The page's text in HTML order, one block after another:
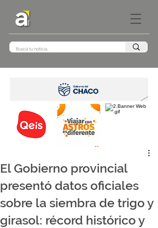
El Gobierno provincial
presentó datos oficiales
sobre la siembra de trigo y
girasol: récord histórico y